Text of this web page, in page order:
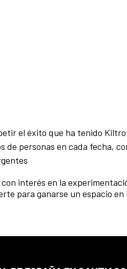
el éxito que ha tenido
de personas en cada fecha,
interés en la
para ganarse un espacio